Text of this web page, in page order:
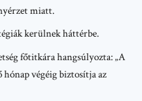
miatt.
kerülnek háttérbe.
főtitkára hangsúlyozta: „A
végéig biztosítja az